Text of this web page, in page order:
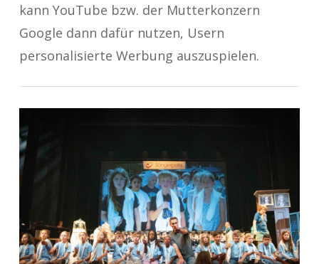
kann YouTube bzw. der Mutterkonzern
Google dann dafür nutzen, Usern
personalisierte Werbung auszuspielen.